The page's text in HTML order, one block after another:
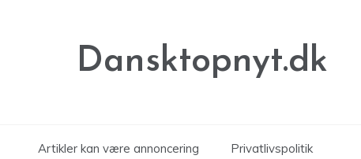
Dansktopnyt.dk
Artikler kan være annoncering Privatlivspolitik